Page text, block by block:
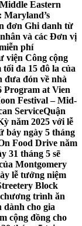
Middle Eastern
Maryland’s
đơn Ghi danh từ
và các Đơn vị
phí
viện Công cộng
đa 15 đô la của
đưa đón về nhà
Program at Vien
Festival – Mid-
ServiceQuận
năm 2025 với lễ
bảy ngày 5 tháng
Food Drive năm
31 tháng 5 sẽ
Montgomery
lễ tưởng niệm
Block
trình ăn
cho gia
cộng đồng cho